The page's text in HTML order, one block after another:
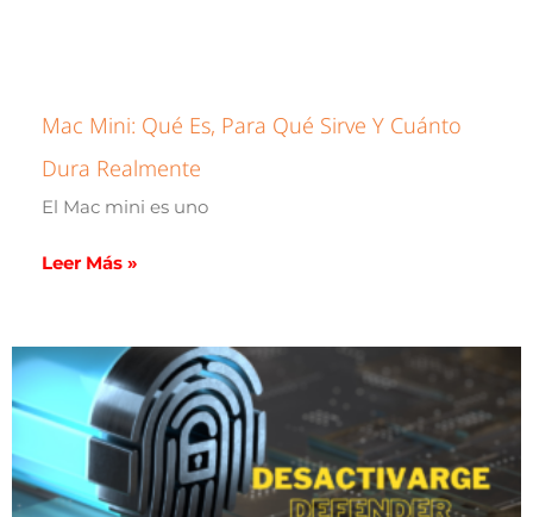
Mac Mini: Qué Es, Para Qué Sirve Y Cuánto
Dura Realmente
El Mac mini es uno
Leer Más »